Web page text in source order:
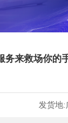
务来救场你的
发货地: